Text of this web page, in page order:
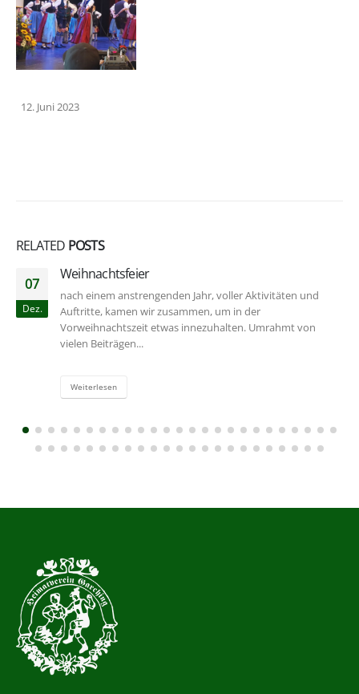
Juni 2023
RELATED POSTS
07
Dez.
Weihnachtsfeier
nach einem anstrengenden Jahr, voller Aktivitäten und
Auftritte, kamen wir zusammen, um in der
Vorweihnachtszeit etwas innezuhalten. Umrahmt von
vielen Beiträgen...
Weiterlesen